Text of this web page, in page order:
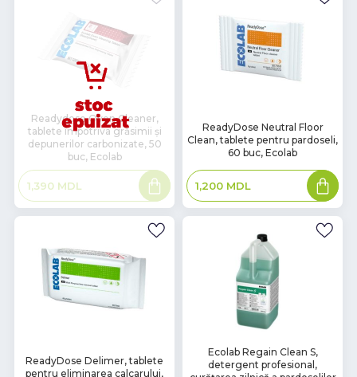
Readydose Oven Cleaner,
tablete împotriva grăsimii și
depunerilor carbonizate, 50
buc, Ecolab
1,390 MDL
Citește
mai
mult
наличии
ReadyDose Neutral Floor
Clean, tablete pentru pardoseli,
60 buc, Ecolab
1,200 MDL
Adaugă
în
coș
В
наличии
ReadyDose Delimer, tablete
pentru eliminarea calcarului,
наличии
Ecolab Regain Clean S,
detergent profesional,